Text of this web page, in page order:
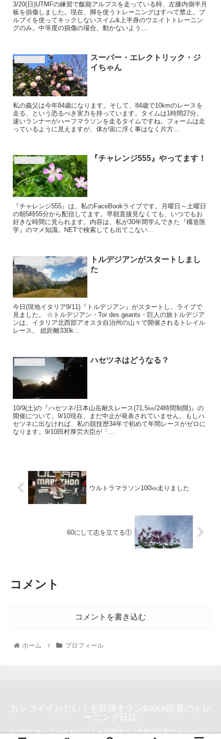
3/20(日)UTMFの練習で飯能アルプスを走っている時、左膝内側半月
板を損傷しました。現在、脚を使うトレーニングはすべて禁止。プ
ルブイを使ってキックしないスイム&上半身のウエイトトレーニン
グのみ。中等度の損傷の場合、動かないよう...
プロフィール
スーパー・エレクトリック・ジ
イちゃん
私の義父は今年84歳になります。そして、84歳で10kmのレースを
走る、という恐るべき実力を持っています。タイムは1時間27分。
速いランナーがハーフマラソンを走るタイムですね。フォームは走
っているように見えますが、体が宙に浮く事はなく片方...
プロフィール 『チャレンジ555』やってます！
『チャレンジ555』は、私のFaceBookライブです。月曜日～土曜日
の朝5時55分から配信してます。早朝直接見なくても、いつでもお
好きな時間に見られます。内容は、私が30年間学んできた『構造医
学』のマメ知識。NETで検索しても出てこない...
プロフィール
トルデジアンがスタートしまし
た
今日(現地イタリア9/11)『トルデジアン』がスタートし、ライブで
見ました。 ☆トルデジアン・Tor des geants・巨人の旅トルデジア
ンは、イタリア北西部アオスタ自治州の山々で開催されるトレイル
レース。 総距離330k...
プロフィール ハセツネはどうなる？
10/9(土)の『ハセツネ/日本山岳耐久レース(71,5㎞/24時間制限)』の
開催について。9/10現在、まだ中止が発表されていません。もしハ
セツネに出なければ、私の競技歴34年で初めて年間レースがゼロに
なります。9/10田村厚労大臣が「...
ウルトラマラソン100㎞走りました
60にして志を立てる①
コメント
コメントを書き込む
ホーム プロフィール
カッコイイおじい！を目指すランBAKA院長のトレ
ーニング日誌
© 2021 カッコイイおじい！を目指すランBAKA院長のトレーニン